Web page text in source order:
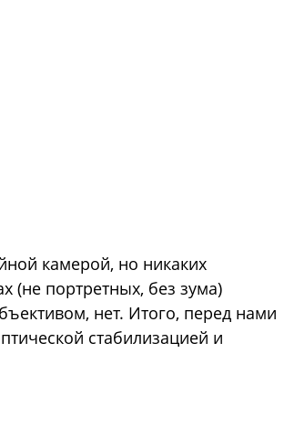
камерой, но никаких
(не портретных, без зума)
нет. Итого, перед нами
стабилизацией и